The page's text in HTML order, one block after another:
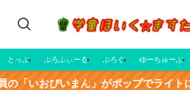
とっぷ ぷろふぃーる ぶろぐ ゆーちゅーぶ
まん」がポップでライトに学童保育